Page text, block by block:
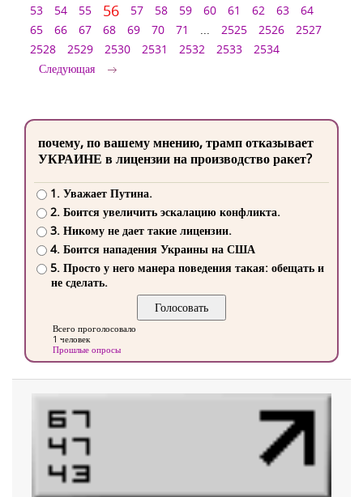
53
54 55 56 57 58 59 60 61 62 63
64
65
66 67 68 69 70 71 ... 2525 2526
2527
2528
2529 2530 2531 2532 2533
2534
Следующая
почему, по вашему мнению, трамп отказывает
УКРАИНЕ в лицензии на производство ракет?
1. Уважает Путина.
2. Боится увеличить эскалацию конфликта.
3. Никому не дает такие лицензии.
4. Боится нападения Украины на США
5. Просто у него манера поведения такая: обещать и
не сделать.
Всего проголосовало
1 человек
Прошлые опросы